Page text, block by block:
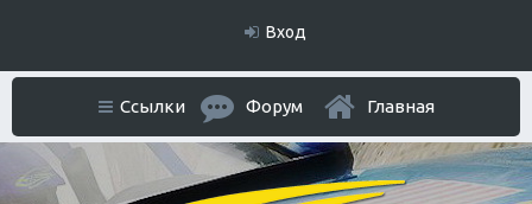
Вход
Ссылки Форум Главная